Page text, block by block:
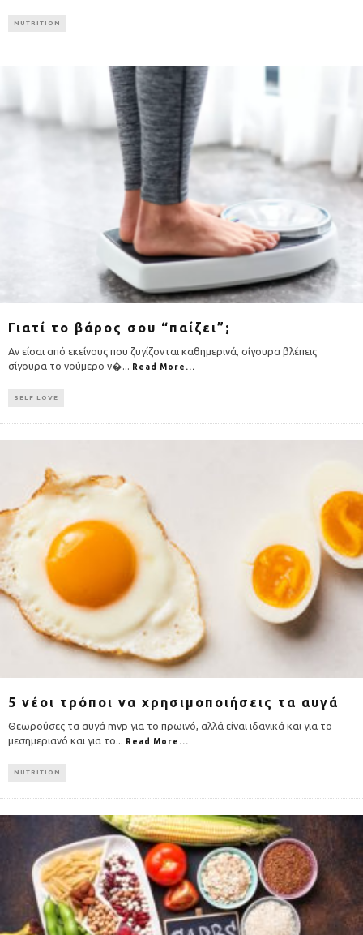
NUTRITION
Γιατί το βάρος σου “παίζει”;
Αν είσαι από εκείνους που ζυγίζονται καθημερινά, σίγουρα βλέπεις
σίγουρα το νούμερο ν�
Read More...
SELF LOVE
5 νέοι τρόποι να χρησιμοποιήσεις τα αυγά
Θεωρούσες τα αυγά mvp για το πρωινό, αλλά είναι ιδανικά και για το
μεσημεριανό και για το
Read More...
NUTRITION